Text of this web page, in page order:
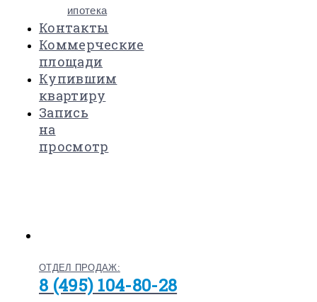
ипотека
Контакты
Коммерческие
площади
Купившим
квартиру
Запись
на
просмотр
ОТДЕЛ ПРОДАЖ:
8 (495) 104-80-28